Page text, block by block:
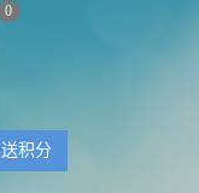
0
送积分